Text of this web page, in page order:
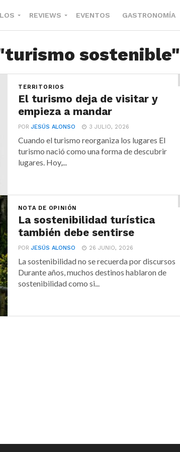
REVIEWS EVENTOS GASTRONOMÍA
sostenible"
TERRITORIOS
El turismo deja de visitar y
empieza a mandar
PORJESÚS ALONSO 3 JULIO, 2026
Cuando el turismo reorganiza los lugares El
turismo nació como una forma de descubrir
lugares. Hoy,...
NOTA DE OPINIÓN
La sostenibilidad turística
también debe sentirse
PORJESÚS ALONSO 26 JUNIO, 2026
La sostenibilidad no se recuerda por discursos
Durante años, muchos destinos hablaron de
sostenibilidad como si...